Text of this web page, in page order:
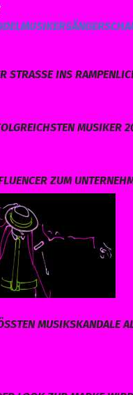
MUSIKERSÄNGER
STRASSE INS
MUSIKER
ZUM
MUSIKSKANDALE